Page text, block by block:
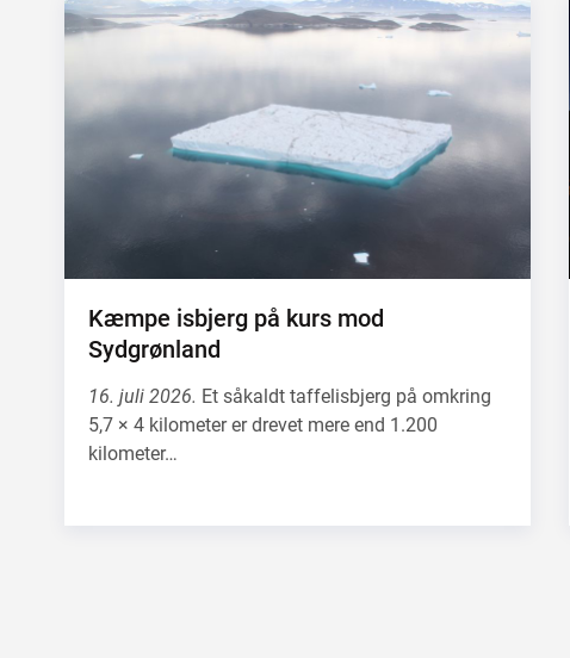
Kæmpe isbjerg på kurs mod
Sydgrønland
16. juli 2026. Et såkaldt taffelisbjerg på omkring
5,7 × 4 kilometer er drevet mere end 1.200
kilometer…